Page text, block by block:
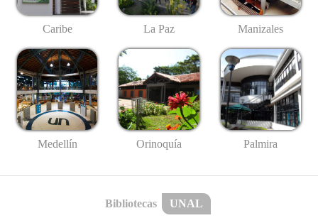
Caribe La Paz Manizales
Medellín Orinoquía Palmira
Bibliotecas UNAL